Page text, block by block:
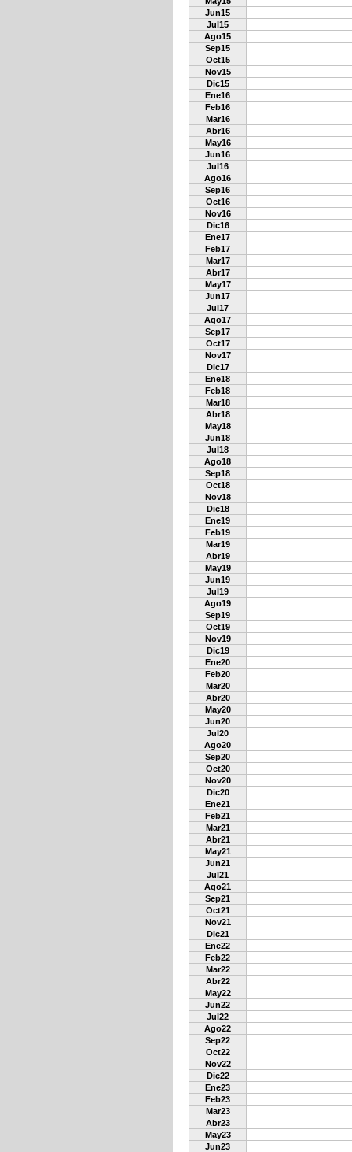
Jun15
Jul15
Ago15
Sep15
Oct15
Nov15
Dic15
Ene16
Feb16
Mar16
Abr16
May16
Jun16
Jul16
Ago16
Sep16
Oct16
Nov16
Dic16
Ene17
Feb17
Mar17
Abr17
May17
Jun17
Jul17
Ago17
Sep17
Oct17
Nov17
Dic17
Ene18
Feb18
Mar18
Abr18
May18
Jun18
Jul18
Ago18
Sep18
Oct18
Nov18
Dic18
Ene19
Feb19
Mar19
Abr19
May19
Jun19
Jul19
Ago19
Sep19
Oct19
Nov19
Dic19
Ene20
Feb20
Mar20
Abr20
May20
Jun20
Jul20
Ago20
Sep20
Oct20
Nov20
Dic20
Ene21
Feb21
Mar21
Abr21
May21
Jun21
Jul21
Ago21
Sep21
Oct21
Nov21
Dic21
Ene22
Feb22
Mar22
Abr22
May22
Jun22
Jul22
Ago22
Sep22
Oct22
Nov22
Dic22
Ene23
Feb23
Mar23
Abr23
May23
Jun23